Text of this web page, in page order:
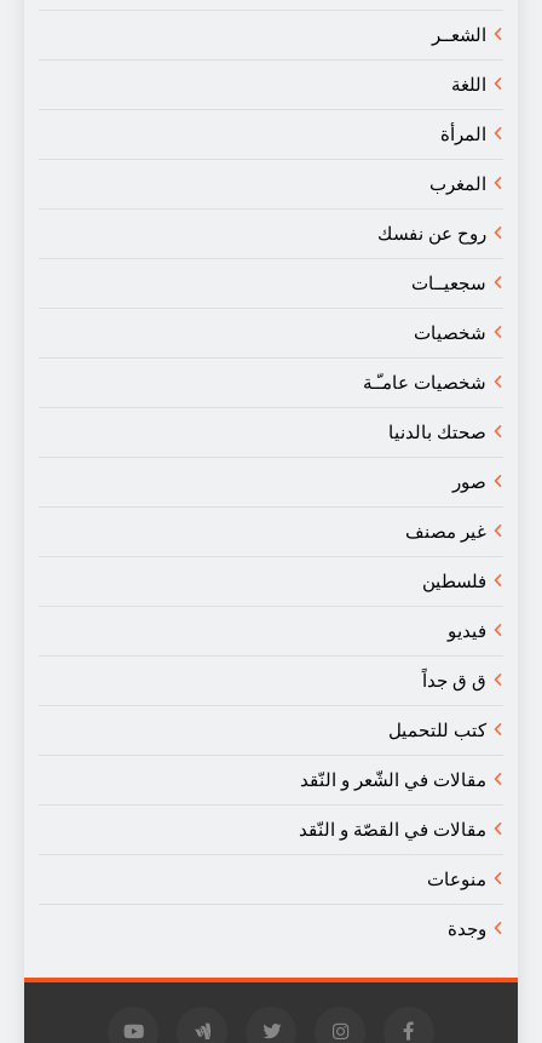
الشعــر
اللغة
المرأة
المغرب
روح عن نفسك
سجعيــات
شخصيات
شخصيات عامـّـة
صحتك بالدنيا
صور
غير مصنف
فلسطين
فيديو
ق ق جداً
كتب للتحميل
مقالات في الشّعر و النّقد
مقالات في القصّة و النّقد
منوعات
وجدة